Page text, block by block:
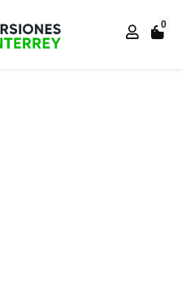
0
OFICINA TERA TRINEO